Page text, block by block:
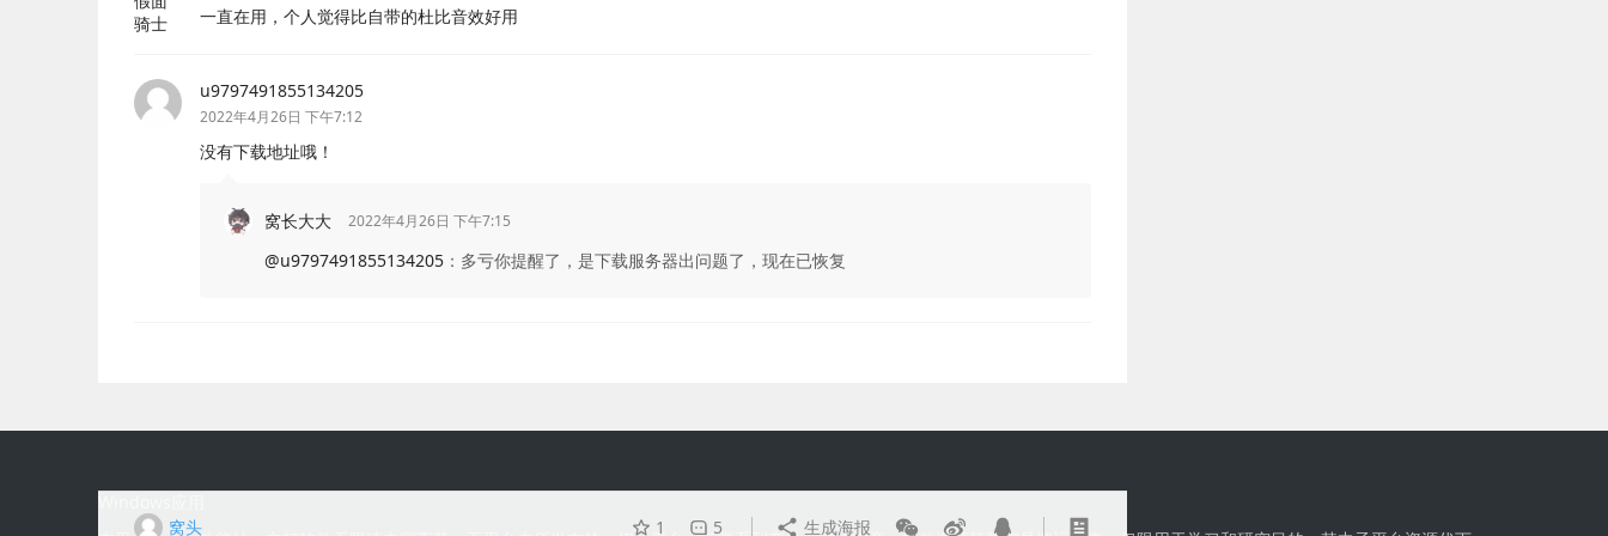
窝头 1 5 生成海报
一直在用，个人觉得比自带的杜比音效好用
u9797491855134205
2022年4月26日 下午7:12
没有下载地址哦！
窝长大大 2022年4月26日 下午7:15
@u9797491855134205 ： 多亏你提醒了，是下载服务器出问题了，现在已恢复